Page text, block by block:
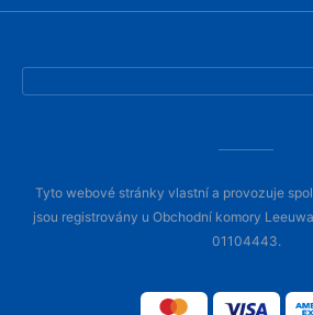
Tyto webové stránky vlastní a provozuje
jsou registrovány u Obchodní komory
01104443.